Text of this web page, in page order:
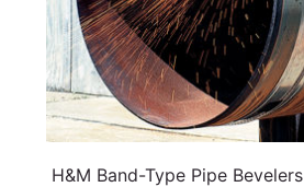
H&M Band-Type Pipe Bevelers